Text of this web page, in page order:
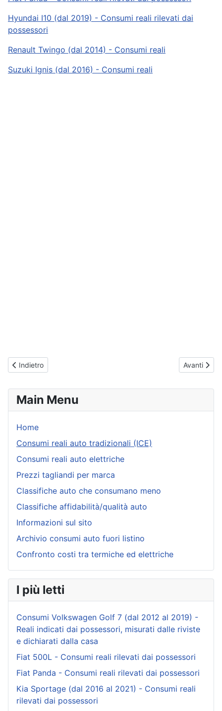
Main Menu
Home
Consumi reali auto tradizionali (ICE)
Consumi reali auto elettriche
Prezzi tagliandi per marca
Classifiche auto che consumano meno
Classifiche affidabilità/qualità auto
Informazioni sul sito
Archivio consumi auto fuori listino
Confronto costi tra termiche ed elettriche
I più letti
Consumi Volkswagen Golf 7 (dal 2012 al 2019) -
Reali indicati dai possessori, misurati dalle riviste
e dichiarati dalla casa
Fiat 500L - Consumi reali rilevati dai possessori
Fiat Panda - Consumi reali rilevati dai possessori
Kia Sportage (dal 2016 al 2021) - Consumi reali
rilevati dai possessori
Hyundai I10 (dal 2019) - Consumi reali rilevati dai
possessori
Renault Twingo (dal 2014) - Consumi reali
Suzuki Ignis (dal 2016) - Consumi reali
Articolo precedente: Kia Rio (dal 2017) - Consumi reali
Indietro Articolo
Avanti